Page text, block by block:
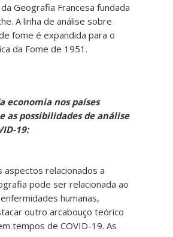
Geografia Francesa fundada
A linha de análise sobre
fome é expandida para o
da Fome de 1951.
economia nos países
e as possibilidades de análise
19:
aspectos relacionados a
pode ser relacionada ao
humanas,
outro arcabouço teórico
tempos de COVID-19. As